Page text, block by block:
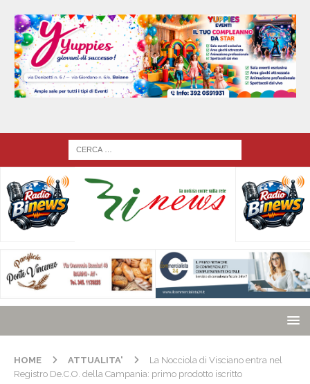
HOME ATTUALITA'
La Nocciola di Visciano entra nel
Registro De.C.O. della Campania: primo prodotto iscritto